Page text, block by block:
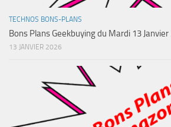
TECHNOS BONS-PLANS
Bons Plans Geekbuying du Mardi 13 Janvier
13 JANVIER 2026